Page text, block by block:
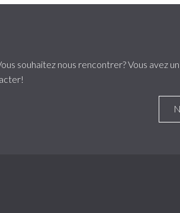
souhaitez nous rencontrer? Vous avez